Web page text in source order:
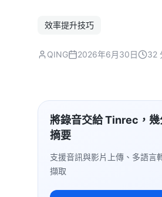
效率提升技巧
QING 2026年6月30日 32
將錄音交給 Tinrec，
摘要
支援音訊與影片上傳、多語言
擷取